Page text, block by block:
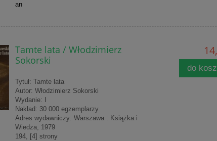
an
Tamte lata / Włodzimierz
Sokorski
Tytuł: Tamte lata
Autor: Włodzimierz Sokorski
Wydanie: I
Nakład: 30 000 egzemplarzy
Adres wydawniczy: Warszawa : Książka i
Wiedza, 1979
194, [4] strony
do